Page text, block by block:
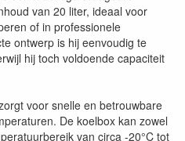
van 20 liter, ideaal voor
of in professionele
ontwerp is hij eenvoudig te
hij toch voldoende capaciteit
voor snelle en betrouwbare
De koelbox kan zowel
van circa -20°C tot